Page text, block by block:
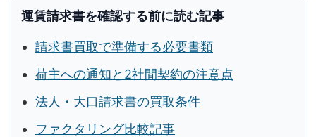
運賃請求書を確認する前に読む記事
請求書買取で準備する必要書類
荷主への通知と2社間契約の注意点
法人・大口請求書の買取条件
ファクタリング比較記事